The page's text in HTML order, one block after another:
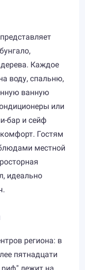
Каждое
воду, спальню,
ванную
или
бар и сейф
Гостям
местной
идеально
региона: в
пятнадцати